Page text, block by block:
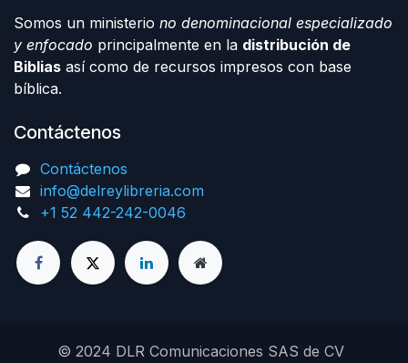
Somos un ministerio no denominacional especializado
y enfocado principalmente en la distribución de
Biblias así como de recursos impresos con base
bíblica.
Contáctenos
Contáctenos
info@delreylibreria.com
+1 52 442-242-0046
© 2024 DLR Comunicaciones SAS de CV